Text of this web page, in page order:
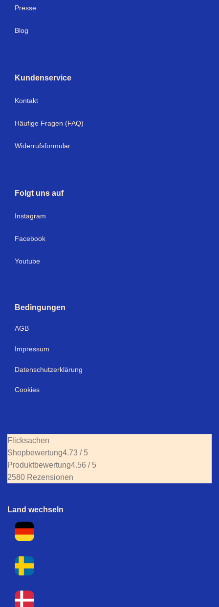
Presse
Blog
Kundenservice
Kontakt
Häufige Fragen (FAQ)
Widerrufsformular
Folgt uns auf
Instagram
Facebook
Youtube
Bedingungen
AGB
Impressum
Datenschutzerklärung
Cookies
Flicksachen
Shopbewertung4.73 / 5
Produktbewertung4.56 / 5
2580 Rezensionen
Land wechseln